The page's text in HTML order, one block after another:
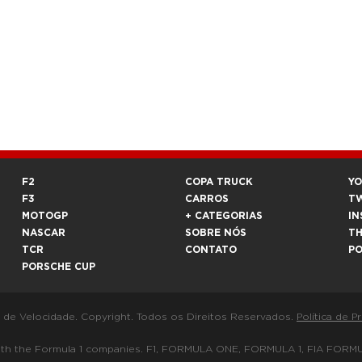
F2
F3
MOTOGP
NASCAR
TCR
PORSCHE CUP
COPA TRUCK
CARROS
+ CATEGORIAS
SOBRE NÓS
CONTATO
de Velocidade. Copyright. Todos os Direitos Reservados. Política de
Formula 1 companies. F1, FORMULA ONE, FORMULA 1, FIA